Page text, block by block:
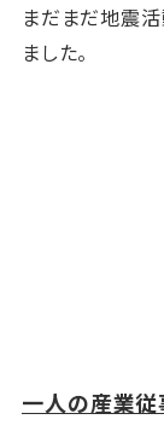
まだまだ地震
ました。
一人の産業従